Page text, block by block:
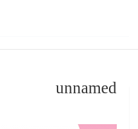
unnamed